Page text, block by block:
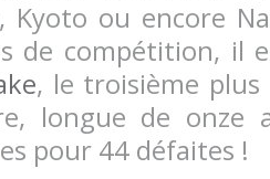
Kyoto ou encore
de compétition, il
, le troisième
longue de onze
pour 44 défaites !